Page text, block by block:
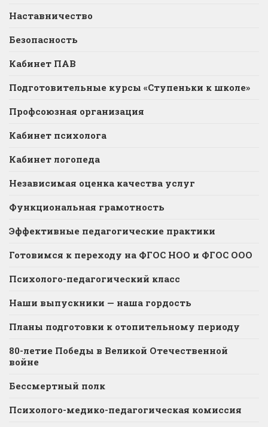
Наставничество
Безопасность
Кабинет ПАВ
Подготовительные курсы «Ступеньки к школе»
Профсоюзная организация
Кабинет психолога
Кабинет логопеда
Независимая оценка качества услуг
Функциональная грамотность
Эффективные педагогические практики
Готовимся к переходу на ФГОС НОО и ФГОС ООО
Психолого-педагогический класс
Наши выпускники — наша гордость
Планы подготовки к отопительному периоду
80-летие Победы в Великой Отечественной
войне
Бессмертный полк
Психолого-медико-педагогическая комиссия